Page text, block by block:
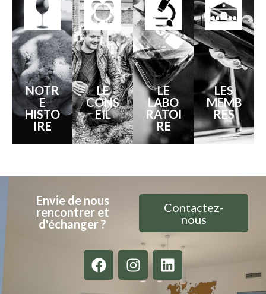
NOTR
E
HISTO
IRE
LE
CONS
EIL
LE
LABO
RATOI
RE
LES
MEMB
RES
Envie de nous
rencontrer et
d'échanger ?
Contactez-
nous